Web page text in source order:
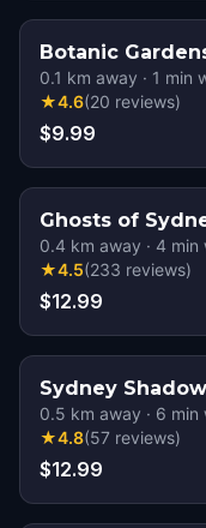
Botanic
0.1 km away · 1 min
★4.6(20 reviews)
$9.99
Ghosts of
0.4 km away · 4 min
★4.5(233 reviews)
$12.99
Sydney
0.5 km away · 6 min
★4.8(57 reviews)
$12.99